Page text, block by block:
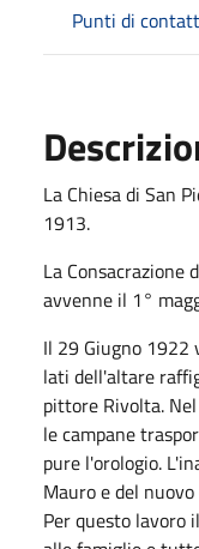
Punti di
La Chiesa di San
1913.
La Consacrazione
avvenne il 1°
Il 29 Giugno 1922
lati dell'altare
pittore Rivolta.
le campane
pure l'orologio.
Mauro e del
Per questo lavoro